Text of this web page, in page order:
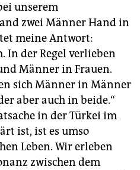
unserem
zwei Männer Hand in
meine Antwort:
In der Regel verlieben
Männer in Frauen.
sich Männer in Männer
aber auch in beide.“
in der Türkei im
ist, ist es umso
Leben. Wir erleben
zwischen dem